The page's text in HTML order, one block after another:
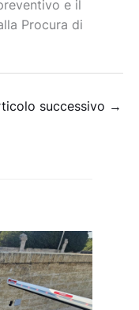
e il
Procura di
successivo →